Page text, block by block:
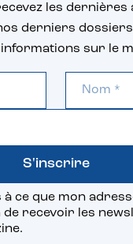
les dernières
derniers
sur le
à ce que mon
de recevoir les
S'inscrire